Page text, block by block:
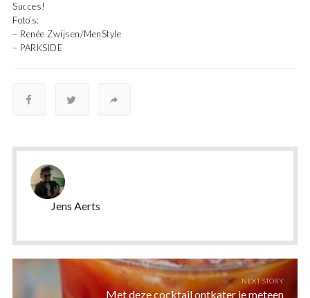
Succes!
Foto’s:
– Renée Zwijsen/MenStyle
– PARKSIDE
Jens Aerts
NEXT STORY
Met deze cocktail ontkater je meteen